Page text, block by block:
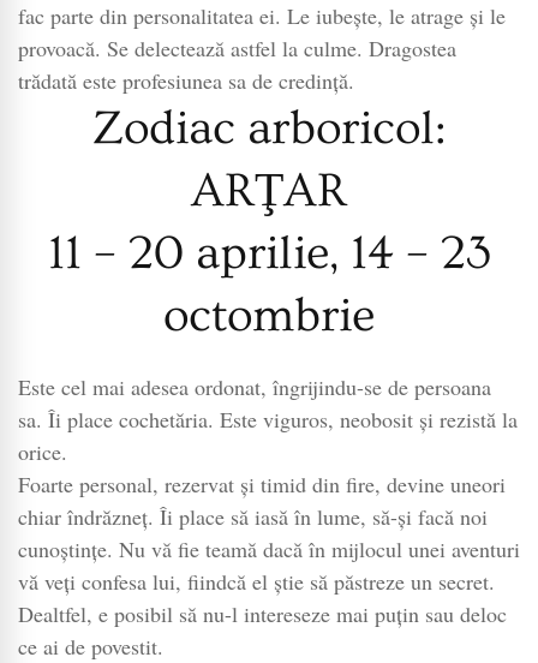
fac parte din personalitatea ei. Le iubeşte, le atrage şi le
provoacă. Se delectează astfel la culme. Dragostea
trădată este profesiunea sa de credinţă.
Zodiac arboricol:
ARŢAR
11 – 20 aprilie, 14 – 23
octombrie
Este cel mai adesea ordonat, îngrijindu-se de persoana
sa. Îi place cochetăria. Este viguros, neobosit şi rezistă la
orice.
Foarte personal, rezervat şi timid din fire, devine uneori
chiar îndrăzneţ. Îi place să iasă în lume, să-şi facă noi
cunoştinţe. Nu vă fie teamă dacă în mijlocul unei aventuri
vă veţi confesa lui, fiindcă el ştie să păstreze un secret.
Dealtfel, e posibil să nu-l intereseze mai puţin sau deloc
ce ai de povestit.